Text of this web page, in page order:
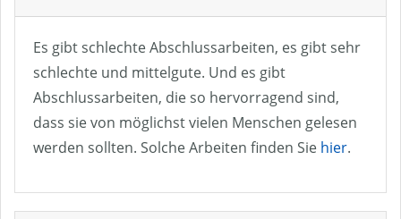
Es gibt schlechte Abschlussarbeiten, es gibt sehr
schlechte und mittelgute. Und es gibt
Abschlussarbeiten, die so hervorragend sind,
dass sie von möglichst vielen Menschen gelesen
werden sollten. Solche Arbeiten finden Sie hier.